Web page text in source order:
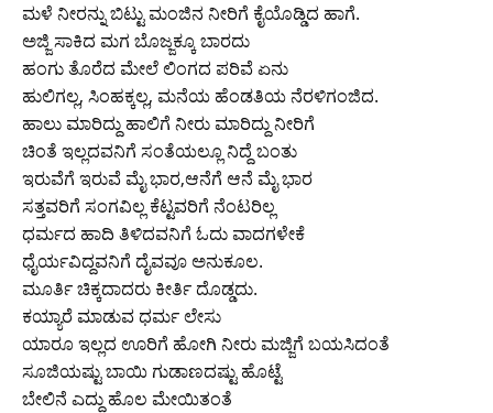
ಮಳೆ ನೀರನ್ನು ಬಿಟ್ಟು ಮಂಜಿನ ನೀರಿಗೆ ಕೈಯೊಡ್ಡಿದ ಹಾಗೆ.
ಅಜ್ಜಿ ಸಾಕಿದ ಮಗ ಬೊಜ್ಜಕ್ಕೂ ಬಾರದು
ಹಂಗು ತೊರೆದ ಮೇಲೆ ಲಿಂಗದ ಪರಿವೆ ಏನು
ಹುಲಿಗಲ್ಲ, ಸಿಂಹಕ್ಕಲ್ಲ, ಮನೆಯ ಹೆಂಡತಿಯ ನೆರಳಿಗಂಜಿದ.
ಹಾಲು ಮಾರಿದ್ದು ಹಾಲಿಗೆ ನೀರು ಮಾರಿದ್ದು ನೀರಿಗೆ
ಚಿಂತೆ ಇಲ್ಲದವನಿಗೆ ಸಂತೆಯಲ್ಲೂ ನಿದ್ದೆ ಬಂತು
ಇರುವೆಗೆ ಇರುವೆ ಮೈ ಭಾರ,ಆನೆಗೆ ಆನೆ ಮೈ ಭಾರ
ಸತ್ತವರಿಗೆ ಸಂಗವಿಲ್ಲ ಕೆಟ್ಟವರಿಗೆ ನೆಂಟರಿಲ್ಲ
ಧರ್ಮದ ಹಾದಿ ತಿಳಿದವನಿಗೆ ಓದು ವಾದಗಳೇಕೆ
ಧೈರ್ಯವಿದ್ದವನಿಗೆ ದೈವವೂ ಅನುಕೂಲ.
ಮೂರ್ತಿ ಚಿಕ್ಕದಾದರು ಕೀರ್ತಿ ದೊಡ್ಡದು.
ಕಯ್ಯಾರೆ ಮಾಡುವ ಧರ್ಮ ಲೇಸು
ಯಾರೂ ಇಲ್ಲದ ಊರಿಗೆ ಹೋಗಿ ನೀರು ಮಜ್ಜಿಗೆ ಬಯಸಿದಂತೆ
ಸೂಜಿಯಷ್ಟು ಬಾಯಿ ಗುಡಾಣದಷ್ಟು ಹೊಟ್ಟೆ
ಬೇಲಿನೆ ಎದ್ದು ಹೊಲ ಮೇಯಿತಂತೆ